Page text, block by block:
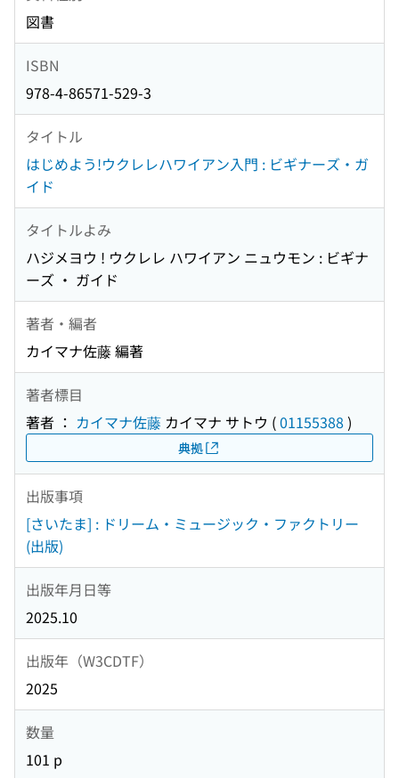
図書
ISBN
978-4-86571-529-3
タイトル
はじめよう!ウクレレハワイアン入門 : ビギナーズ・ガ
イド
タイトルよみ
ハジメヨウ ! ウクレレ ハワイアン ニュウモン : ビギナ
ーズ ・ ガイド
著者・編者
カイマナ佐藤 編著
著者標目
著者 ： カイマナ佐藤 カイマナ サトウ (01155388 )
典拠
出版事項
[さいたま] : ドリーム・ミュージック・ファクトリー
(出版)
出版年月日等
2025.10
出版年（W3CDTF）
2025
数量
101 p